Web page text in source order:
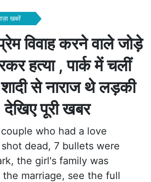
खबरें
विवाह करने वाले जोड़े
हत्या , पार्क में चलीं
शादी से नाराज थे लड़की
पूरी खबर
who had a love
dead, 7 bullets were
the girl's family was
marriage, see the full